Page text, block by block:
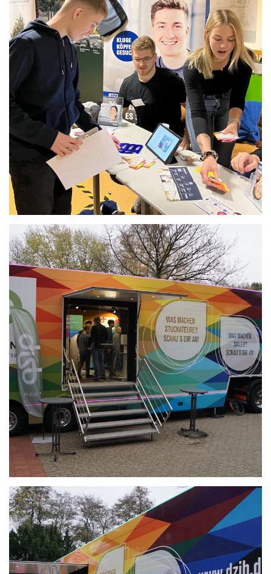
Anschauen....
Anschauen....